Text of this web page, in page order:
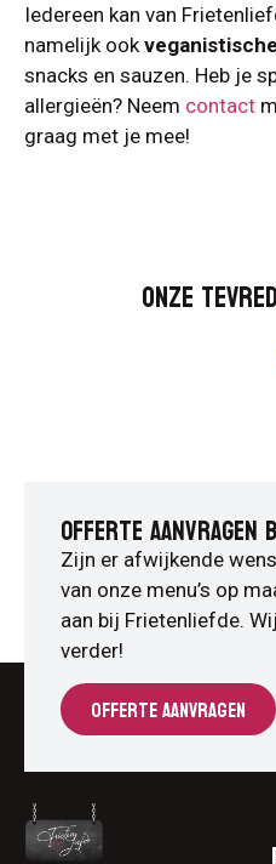
Iedereen kan van
namelijk ook
snacks en sauzen. Heb je
allergieën? Neem contact
graag met je mee!
Onze
OFFERTE
Zijn er afwijkende
van onze menu’s op
aan bij Frietenliefde.
verder!
OFFERTE AANVRAGEN